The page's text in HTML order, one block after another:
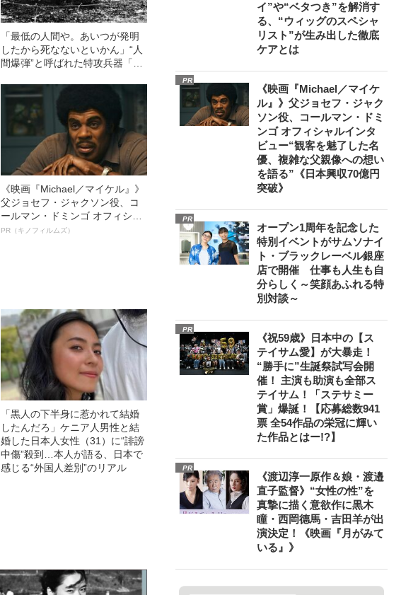
「最低の人間や。あいつが発明
したから死なないといかん」“人
間爆弾”と呼ばれた特攻兵器「桜
た“容赦ない言葉”
《映画『Michael／マイケル』》
父ジョセフ・ジャクソン役、コ
ールマン・ドミンゴ オフィシャ
ルインタビュー“観客を魅了した
PR（キノフィルムズ）
「黒人の下半身に惹かれて結婚
したんだろ」ケニア人男性と結
婚した日本人女性（31）に“誹謗
中傷”殺到…本人が語る、日本で
感じる“外国人差別”のリアル
イ”や“ベタつき”を解消す
る、“ウィッグのスペシャ
リスト”が生み出した徹底
ケアとは
PR
《映画『Michael／マイケ
ル』》父ジョセフ・ジャク
ソン役、コールマン・ドミ
ンゴ オフィシャルインタ
ビュー“観客を魅了した名
優、複雑な父親像への想い
を語る”《日本興収70億円
突破》
PR
オープン1周年を記念した
特別イベントがサムソナイ
ト・ブラックレーベル銀座
店で開催 仕事も人生も自
分らしく～笑顔あふれる特
別対談～
PR
《祝59歳》日本中の【ス
テイサム愛】が大暴走！
“勝手に”生誕祭試写会開
催！ 主演も助演も全部ス
テイサム！「ステサミー
賞」爆誕！【応募総数941
票 全54作品の栄冠に輝い
た作品とはー!?】
PR
《渡辺淳一原作＆娘・渡邉
直子監督》“女性の性”を
真摯に描く意欲作に黒木
瞳・西岡德馬・吉田羊が出
演決定！《映画『月がみて
いる』》